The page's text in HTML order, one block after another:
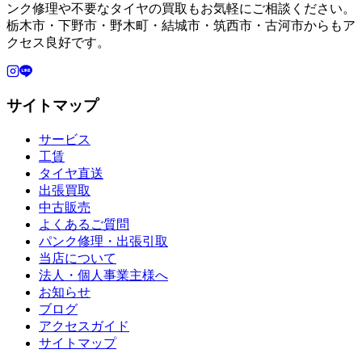
ンク修理や不要なタイヤの買取もお気軽にご相談ください。
栃木市・下野市・野木町・結城市・筑西市・古河市からもア
クセス良好です。
サイトマップ
サービス
工賃
タイヤ直送
出張買取
中古販売
よくあるご質問
パンク修理・出張引取
当店について
法人・個人事業主様へ
お知らせ
ブログ
アクセスガイド
サイトマップ